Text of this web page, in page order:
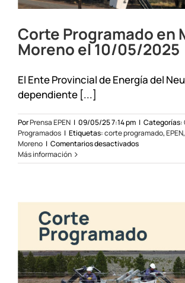
Corte Programado en
Moreno el 10/05/2025
El Ente Provincial de Energía del
dependiente [...]
PorPrensa EPEN | 09/05/25 7:14 pm | Categorías:
Programados | Etiquetas:corte programado,EPEN,
Moreno | Comentarios desactivadosen
Programado
Más información